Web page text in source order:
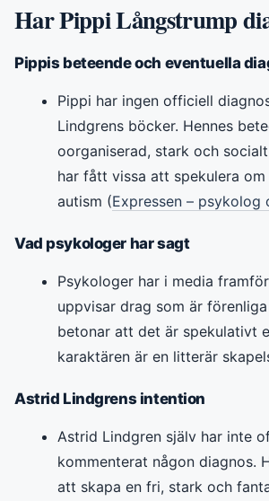
Har Pippi Långstrump
Pippis beteende och eventuella
Pippi har ingen officiell
Lindgrens böcker. Hennes
oorganiserad, stark och
har fått vissa att spekulera om
autism (Expressen – psykolog
Vad psykologer har sagt
Psykologer har i media
uppvisar drag som är
betonar att det är spekulativt
karaktären är en litterär
Astrid Lindgrens intention
Astrid Lindgren själv har inte
kommenterat någon diagnos.
att skapa en fri, stark och